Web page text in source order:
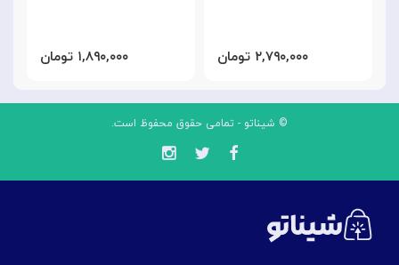
۱,۸۹۰,۰۰۰ تومان ۲,۷۹۰,۰۰۰ تومان
© شیناتو - تمامی حقوق محفوظ است.